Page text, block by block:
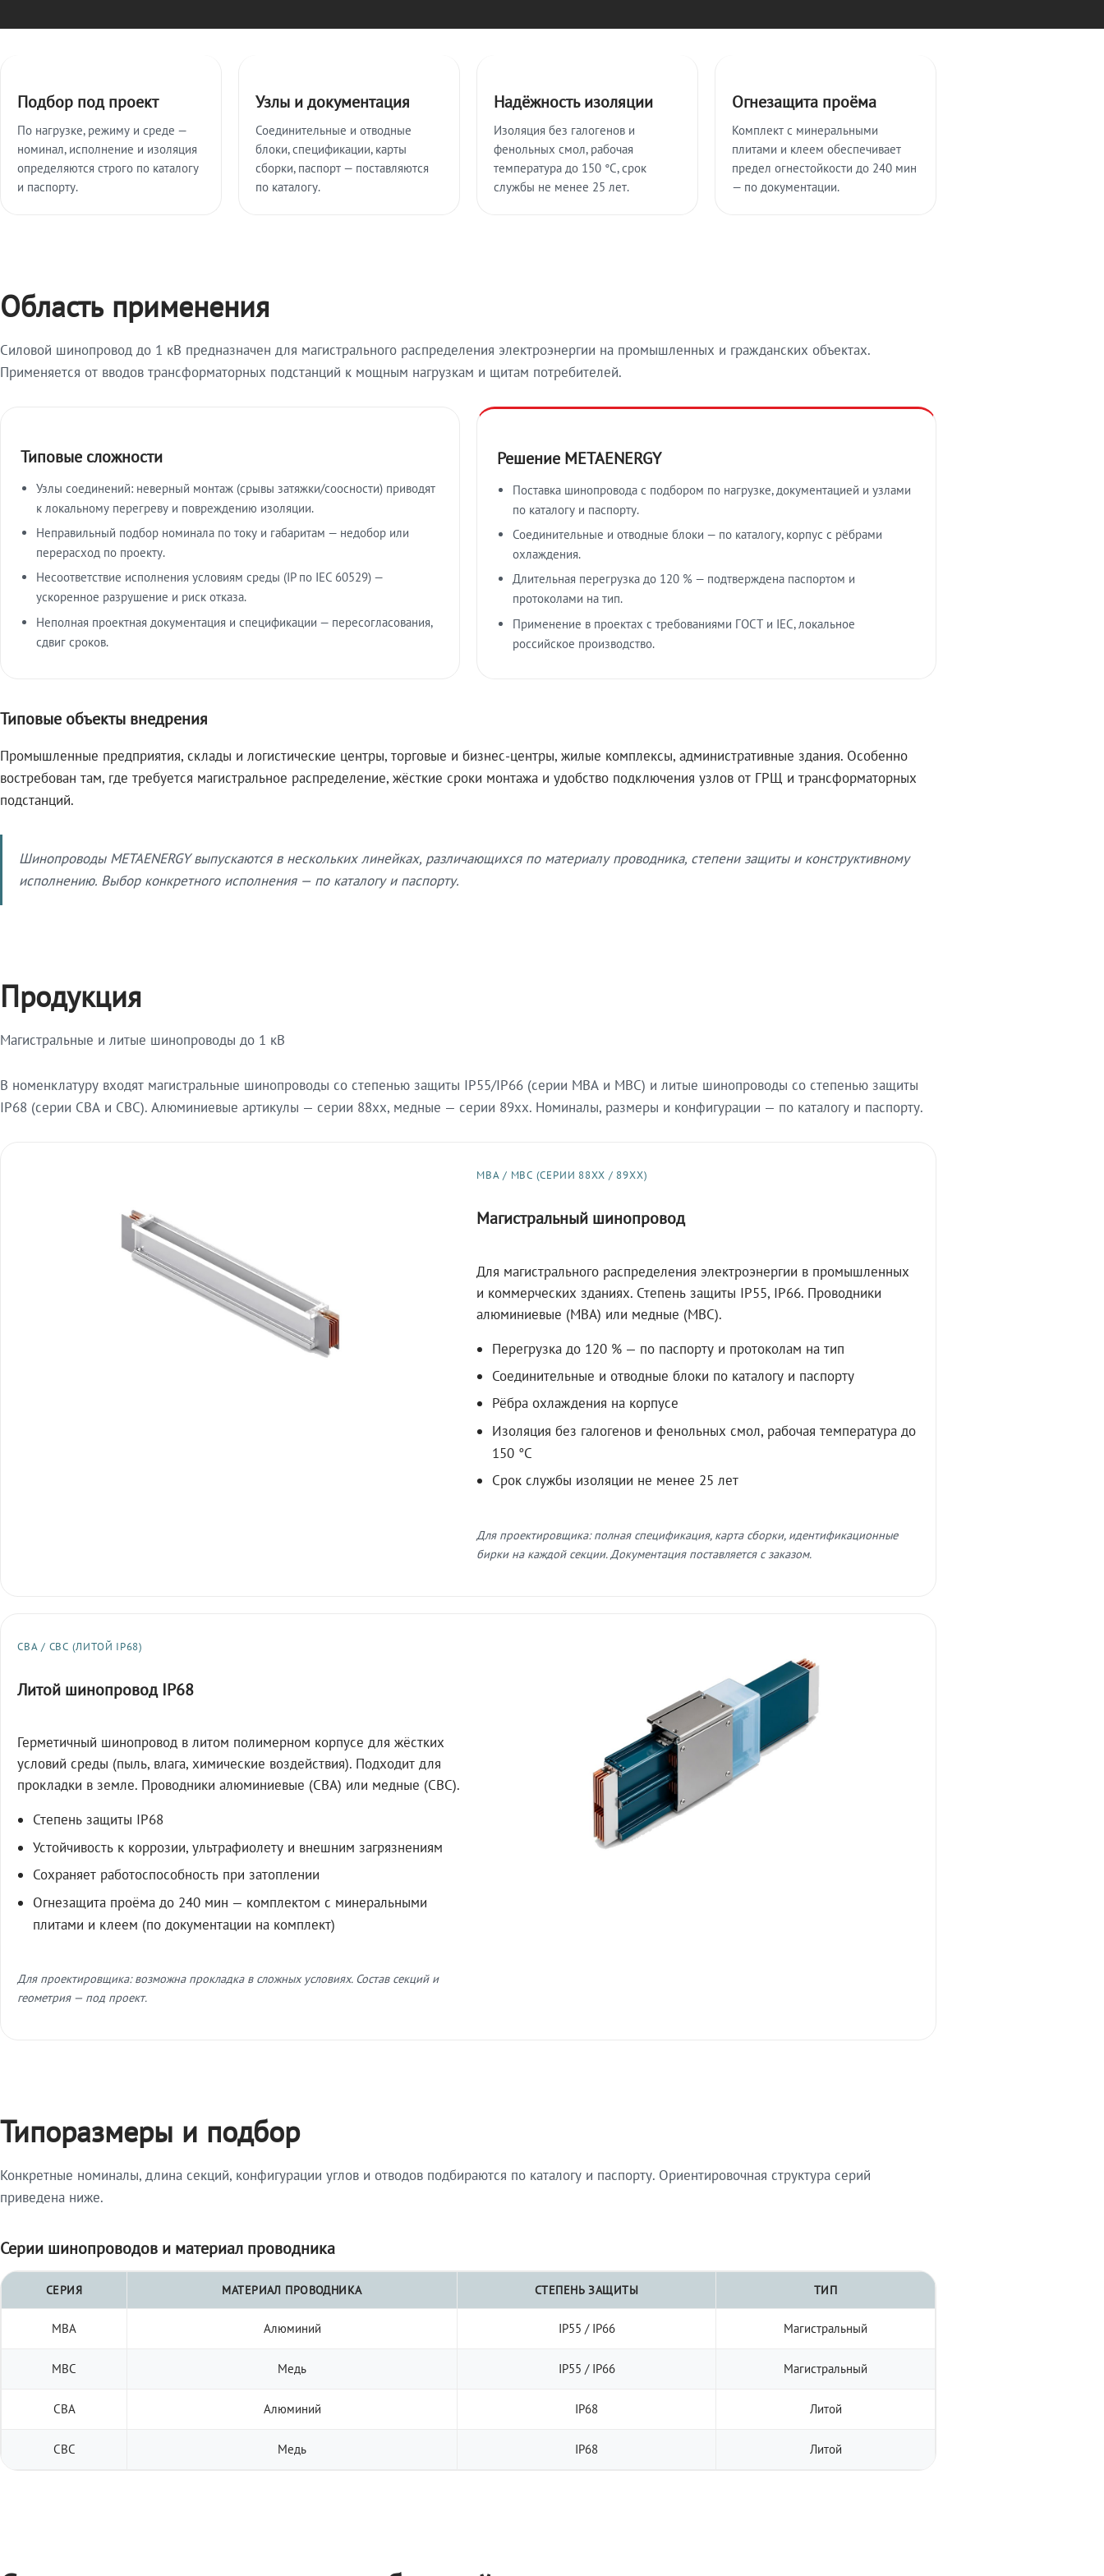
Подбор под проект
По нагрузке, режиму и среде —
номинал, исполнение и изоляция
определяются строго по каталогу
и паспорту.
Узлы и документация
Соединительные и отводные
блоки, спецификации, карты
сборки, паспорт — поставляются
по каталогу.
Надёжность изоляции
Изоляция без галогенов и
фенольных смол, рабочая
температура до 150 °C, срок
службы не менее 25 лет.
Огнезащита проёма
Комплект с минеральными
плитами и клеем обеспечивает
предел огнестойкости до 240 мин
— по документации.
Область применения
Силовой шинопровод до 1 кВ предназначен для магистрального распределения электроэнергии на промышленных и гражданских объектах.
Применяется от вводов трансформаторных подстанций к мощным нагрузкам и щитам потребителей.
Типовые сложности
Узлы соединений: неверный монтаж (срывы затяжки/соосности) приводят
к локальному перегреву и повреждению изоляции.
Неправильный подбор номинала по току и габаритам — недобор или
перерасход по проекту.
Несоответствие исполнения условиям среды (IP по IEC 60529) —
ускоренное разрушение и риск отказа.
Неполная проектная документация и спецификации — пересогласования,
сдвиг сроков.
Решение METAENERGY
Поставка шинопровода с подбором по нагрузке, документацией и узлами
по каталогу и паспорту.
Соединительные и отводные блоки — по каталогу, корпус с рёбрами
охлаждения.
Длительная перегрузка до 120 % — подтверждена паспортом и
протоколами на тип.
Применение в проектах с требованиями ГОСТ и IEC, локальное
российское производство.
Типовые объекты внедрения
Промышленные предприятия, склады и логистические центры, торговые и бизнес-центры, жилые комплексы, административные здания. Особенно
востребован там, где требуется магистральное распределение, жёсткие сроки монтажа и удобство подключения узлов от ГРЩ и трансформаторных
подстанций.
Шинопроводы METAENERGY выпускаются в нескольких линейках, различающихся по материалу проводника, степени защиты и конструктивному
исполнению. Выбор конкретного исполнения — по каталогу и паспорту.
Продукция
Магистральные и литые шинопроводы до 1 кВ
В номенклатуру входят магистральные шинопроводы со степенью защиты IP55/IP66 (серии МВА и МВС) и литые шинопроводы со степенью защиты
IP68 (серии СВА и СВС). Алюминиевые артикулы — серии 88xx, медные — серии 89xx. Номиналы, размеры и конфигурации — по каталогу и паспорту.
МВА / МВС (СЕРИИ 88XX / 89XX)
Магистральный шинопровод
Для магистрального распределения электроэнергии в промышленных
и коммерческих зданиях. Степень защиты IP55, IP66. Проводники
алюминиевые (МВА) или медные (МВС).
Перегрузка до 120 % — по паспорту и протоколам на тип
Соединительные и отводные блоки по каталогу и паспорту
Рёбра охлаждения на корпусе
Изоляция без галогенов и фенольных смол, рабочая температура до
150 °C
Срок службы изоляции не менее 25 лет
Для проектировщика: полная спецификация, карта сборки, идентификационные
бирки на каждой секции. Документация поставляется с заказом.
СВА / СВС (ЛИТОЙ IP68)
Литой шинопровод IP68
Герметичный шинопровод в литом полимерном корпусе для жёстких
условий среды (пыль, влага, химические воздействия). Подходит для
прокладки в земле. Проводники алюминиевые (СВА) или медные (СВС).
Степень защиты IP68
Устойчивость к коррозии, ультрафиолету и внешним загрязнениям
Сохраняет работоспособность при затоплении
Огнезащита проёма до 240 мин — комплектом с минеральными
плитами и клеем (по документации на комплект)
Для проектировщика: возможна прокладка в сложных условиях. Состав секций и
геометрия — под проект.
Типоразмеры и подбор
Конкретные номиналы, длина секций, конфигурации углов и отводов подбираются по каталогу и паспорту. Ориентировочная структура серий
приведена ниже.
Серии шинопроводов и материал проводника
СЕРИЯ МАТЕРИАЛ ПРОВОДНИКА СТЕПЕНЬ ЗАЩИТЫ ТИП
МВА Алюминий IP55 / IP66 Магистральный
МВС Медь IP55 / IP66 Магистральный
СВА Алюминий IP68 Литой
СВС Медь IP68 Литой